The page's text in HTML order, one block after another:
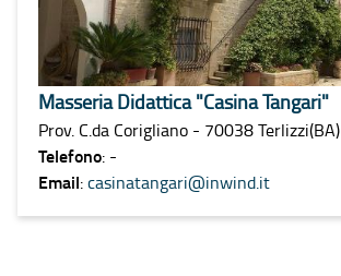
Masseria Didattica "Casina Tangari"
Prov. C.da Corigliano - 70038 Terlizzi(BA)
Telefono: -
Email:casinatangari@inwind.it